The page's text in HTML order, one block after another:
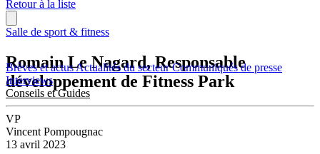
Brèves et actusActualités du secteurCommuniqués de presse
Interviews
Conseils et Guides
Retour à la liste
Salle de sport & fitness
Romain Le Nagard, Responsable
développement de Fitness Park
VP
Vincent Pompougnac
13 avril 2023